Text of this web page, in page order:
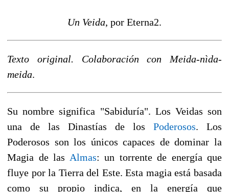
Un Veida, por Eterna2.
Texto original. Colaboración con Meida-nìda-
meida.
Su nombre significa "Sabiduría". Los Veidas son
una de las Dinastías de los Poderosos. Los
Poderosos son los únicos capaces de dominar la
Magia de las Almas: un torrente de energía que
fluye por la Tierra del Este. Esta magia está basada
como su propio indica, en la energía que